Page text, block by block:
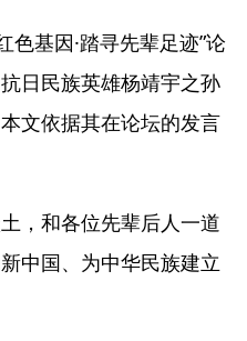
色基因·踏寻先辈足迹”论
日民族英雄杨靖宇之孙
文依据其在论坛的发言
，和各位先辈后人一道
中国、为中华民族建立